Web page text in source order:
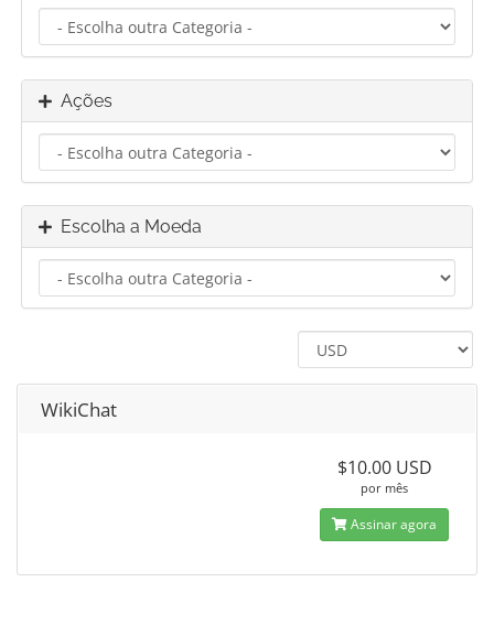
Ações
Escolha a Moeda
WikiChat
$10.00 USD
por mês
Assinar agora